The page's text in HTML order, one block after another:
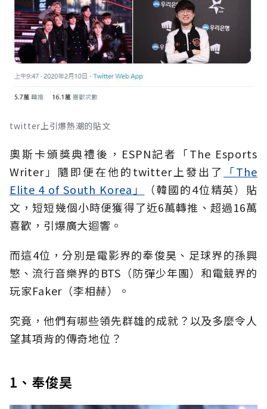
twitter上引爆熱潮的貼文
奧斯卡頒獎典禮後，ESPN記者「The Esports
Writer」隨即便在他的twitter上發出了
「The
Elite 4 of South Korea」
（韓國的4位精英）貼
文，短短幾個小時便獲得了近6萬轉推、超過16萬
喜歡，引爆廣大迴響。
而這4位，分別是電影界的奉俊昊、足球界的孫興
慜、流行音樂界的BTS（防彈少年團）和電競界的
玩家Faker（李相赫）。
究竟，他們有哪些領先群雄的成就？以及多麼令人
望其項背的傳奇地位？
1、奉俊昊